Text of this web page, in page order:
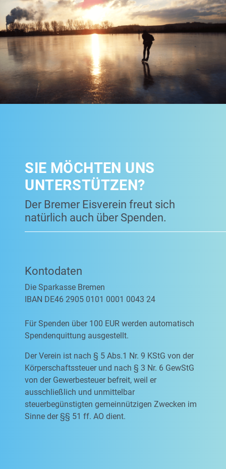
SIE MÖCHTEN UNS
UNTERSTÜTZEN?
Der Bremer Eisverein freut sich
natürlich auch über Spenden.
Kontodaten
Die Sparkasse Bremen
IBAN DE46 2905 0101 0001 0043 24
Für Spenden über 100 EUR werden automatisch
Spendenquittung ausgestellt.
Der Verein ist nach § 5 Abs.1 Nr. 9 KStG von der
Körperschaftssteuer und nach § 3 Nr. 6 GewStG
von der Gewerbesteuer befreit, weil er
ausschließlich und unmittelbar
steuerbegünstigten gemeinnützigen Zwecken im
Sinne der §§ 51 ff. AO dient.